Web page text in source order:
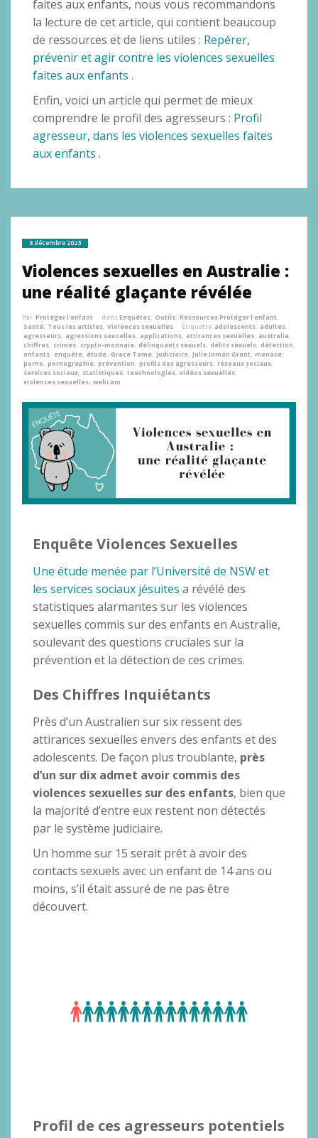
faites aux enfants, nous vous recommandons
la lecture de cet article, qui contient beaucoup
de ressources et de liens utiles : Repérer,
prévenir et agir contre les violences sexuelles
faites aux enfants .
Enfin, voici un article qui permet de mieux
comprendre le profil des agresseurs : Profil
agresseur, dans les violences sexuelles faites
aux enfants .
8 décembre 2023
Violences sexuelles en Australie :
une réalité glaçante révélée
Par Protéger l'enfant dansEnquêtes, Outils, Ressources Protéger l'enfant,
Santé, Tous les articles, Violences sexuelles Étiquette adolescents, adultes,
agresseurs, agressions sexuelles, applications, attirances sexuelles, australie,
chiffres, crimes, crypto-monnaie, délinquants sexuels, délits sexuels, détection,
enfants, enquête, étude, Grace Tame, judiciaire, Julie Inman Grant, menace,
porno, pornographie, prévention, profils des agresseurs, réseaux sociaux,
services sociaux, statistiques, teechnologies, vidéos sexuelles,
violences sexuelles, webcam
Enquête Violences Sexuelles
Une étude menée par l’Université de NSW et
les services sociaux jésuites a révélé des
statistiques alarmantes sur les violences
sexuelles commis sur des enfants en Australie,
soulevant des questions cruciales sur la
prévention et la détection de ces crimes.
Des Chiffres Inquiétants
Près d’un Australien sur six ressent des
attirances sexuelles envers des enfants et des
adolescents. De façon plus troublante, près
d’un sur dix admet avoir commis des
violences sexuelles sur des enfants, bien que
la majorité d’entre eux restent non détectés
par le système judiciaire.
Un homme sur 15 serait prêt à avoir des
contacts sexuels avec un enfant de 14 ans ou
moins, s’il était assuré de ne pas être
découvert.
Profil de ces agresseurs potentiels